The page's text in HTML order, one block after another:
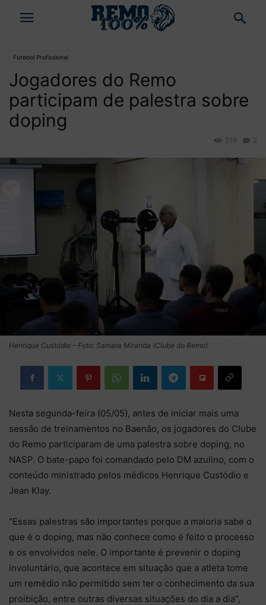
Futebol Profissional
Jogadores do Remo
participam de palestra sobre
doping
2
216
Henrique Custódio – Foto: Samara Miranda (Clube do Remo)
Nesta segunda-feira (05/05), antes de iniciar mais uma
sessão de treinamentos no Baenão, os jogadores do Clube
do Remo participaram de uma palestra sobre doping, no
NASP. O bate-papo foi comandado pelo DM azulino, com o
conteúdo ministrado pelos médicos Henrique Custódio e
Jean Klay.
“Essas palestras são importantes porque a maioria sabe o
que é o doping, mas não conhece como é feito o processo
e os envolvidos nele. O importante é prevenir o doping
involuntário, que acontece em situação que a atleta tome
um remédio não permitido sem ter o conhecimento da sua
proibição, entre outras diversas situações do dia a dia”,